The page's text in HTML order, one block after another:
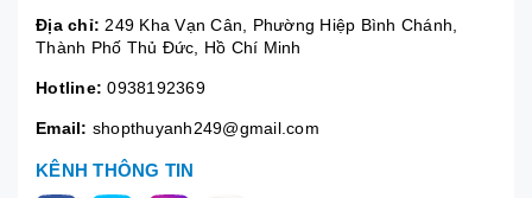
Địa chỉ: 249 Kha Vạn Cân, Phường Hiệp Bình Chánh,
Thành Phố Thủ Đức, Hồ Chí Minh
Hotline: 0938192369
Email: shopthuyanh249@gmail.com
KÊNH THÔNG TIN